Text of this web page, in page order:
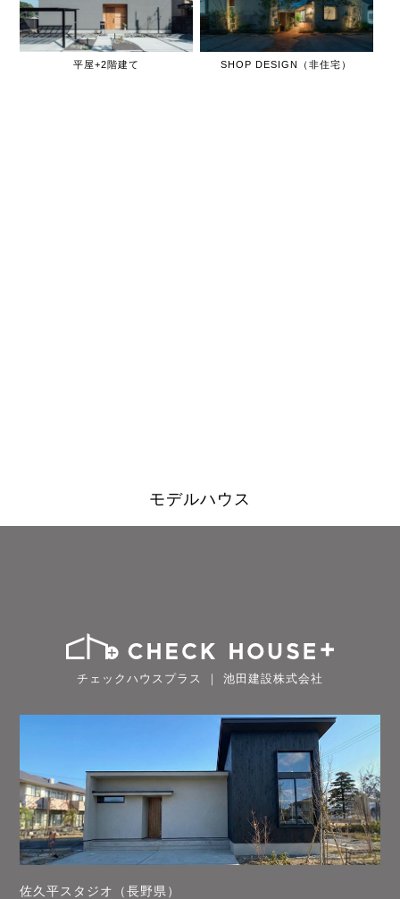
平屋+2階建て SHOP DESIGN（非住宅）
モデルハウス
チェックハウスプラス ｜ 池田建設株式会社
佐久平スタジオ（長野県）